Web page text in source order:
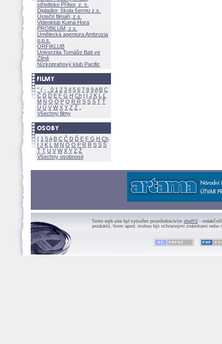
středisko Příbor, z. s.
Digladior, škola šermu z.s.
Ústečtí filmaři, z.s.
Videoklub Kutná Hora
PROBILUM, z.s.
Umělecká agentura Ambrozia
o.p.s.
ORFIKLUB
Univerzita Tomáše Bati ve
Zlíně
Nízkoprahový klub Pacific
" ( - 0 1 2 3 4 5 6 7 8 9A B C
Č D Ď E F G H Ch I Í J K L
Ľ
M N O Ó P Q R Ř S Ś T Ť
U Ú V W X Y Z
Všechny filmy
( 1 5A B C Č D Ď E F G H Ch
I J K L M N Ó O P R Ř S Ś
Ť T U V W X Y Z
Všechny osobnosti
Tento web site byl vytvořen prostřednictvím phpRS -
produktů, firem apod. mohou být ochrannými známkami